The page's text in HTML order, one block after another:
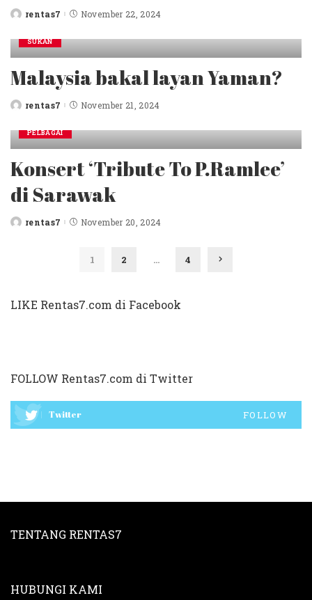
Postedrentas7 November 22, 2024
SUKAN
Malaysia bakal layan Yaman?
Postedrentas7 November 21, 2024
PELBAGAI
Konsert ‘Tribute To P.Ramlee’
di Sarawak
Postedrentas7 November 20, 2024
1 2 … 4
LIKE Rentas7.com di Facebook
FOLLOW Rentas7.com di Twitter
Twitter FOLLOW
TENTANG RENTAS7
HUBUNGI KAMI